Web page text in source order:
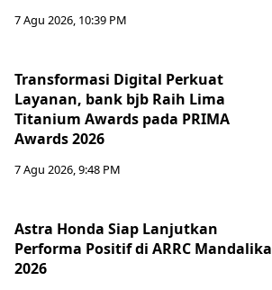
7 Agu 2026, 10:39 PM
Transformasi Digital Perkuat
Layanan, bank bjb Raih Lima
Titanium Awards pada PRIMA
Awards 2026
7 Agu 2026, 9:48 PM
Astra Honda Siap Lanjutkan
Performa Positif di ARRC Mandalika
2026